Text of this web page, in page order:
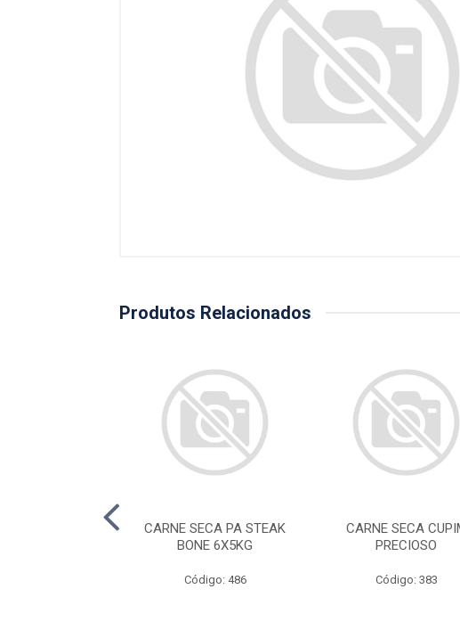
Produtos Relacionados
CARNE SECA PA STEAK
BONE 6X5KG
Código: 486
CARNE SECA
PRECIOSO
Código: 383